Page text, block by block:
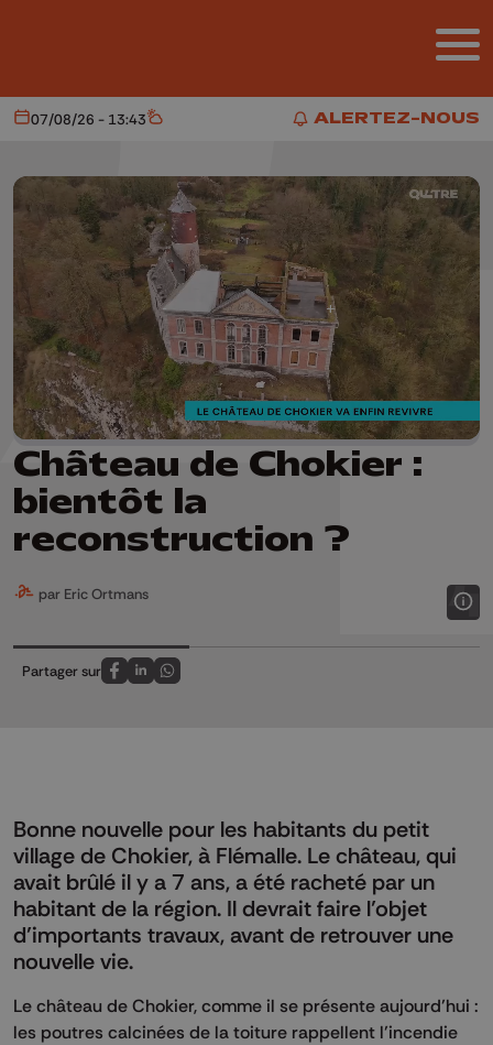
ALERTEZ-NOUS
ALERTEZ-NOUS
Aujourd'hui
07/08/26 - 13:43 Météo
Château de Chokier :
bientôt la
reconstruction ?
par Eric Ortmans
Partager sur
Partagez sur FaceBook
Partagez sur LinkedIn
Partagez sur Whatsapp
Bonne nouvelle pour les habitants du petit
village de Chokier, à Flémalle. Le château, qui
avait brûlé il y a 7 ans, a été racheté par un
habitant de la région. Il devrait faire l’objet
d’importants travaux, avant de retrouver une
nouvelle vie.
Le château de Chokier, comme il se présente aujourd’hui :
les poutres calcinées de la toiture rappellent l’incendie